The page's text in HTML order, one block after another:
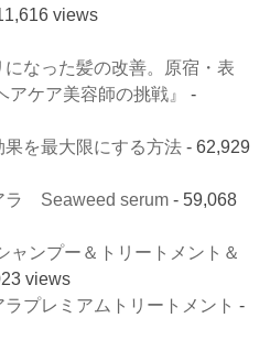
views
になった髪の改善。原宿・表
ケア美容師の挑戦』
-
を最大限にする方法 - 62,929
ラ Seaweed serum - 59,068
ャンプー＆トリートメント＆
views
プレミアムトリートメント -